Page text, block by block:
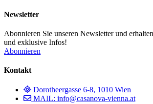
Newsletter
Abonnieren Sie unseren Newsletter und
und exklusive Infos!
Abonnieren
Kontakt
Dorotheergasse 6-8, 1010 Wien
MAIL: info@casanova-vienna.at